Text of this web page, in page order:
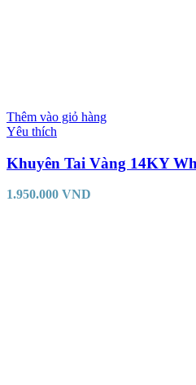
Thêm vào giỏ hàng
Yêu thích
Khuyên Tai Vàng 14KY
1.950.000 VND